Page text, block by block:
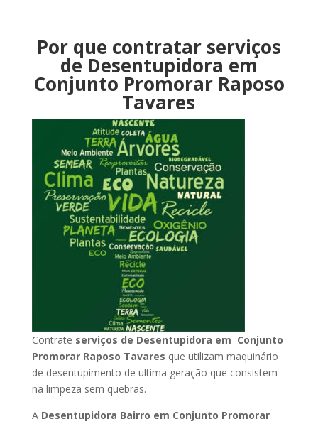
Por que contratar serviços
de Desentupidora em
Conjunto Promorar Raposo
Tavares
Contrate serviços de Desentupidora em Conjunto
Promorar Raposo Tavares que utilizam maquinário
de desentupimento de ultima geração que consistem
na limpeza sem quebras.
A Desentupidora Bairro em Conjunto Promorar